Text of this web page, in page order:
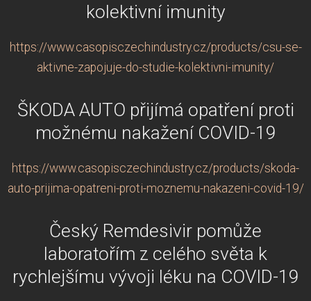
kolektivní imunity
https://www.casopisczechindustry.cz/products/csu-se-
aktivne-zapojuje-do-studie-kolektivni-imunity/
ŠKODA AUTO přijímá opatření proti
možnému nakažení COVID-19
https://www.casopisczechindustry.cz/products/skoda-
auto-prijima-opatreni-proti-moznemu-nakazeni-covid-19/
Český Remdesivir pomůže
laboratořím z celého světa k
rychlejšímu vývoji léku na COVID-19